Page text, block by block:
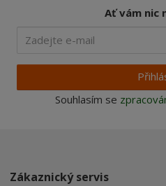
Ať vám nic
Souhlasím se
Zákaznický servis